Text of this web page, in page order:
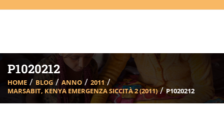
P1020212
HOME BLOG ANNO
2011
MARSABIT, KENYA EMERGENZA SICCITÀ 2 (2011)
P1020212